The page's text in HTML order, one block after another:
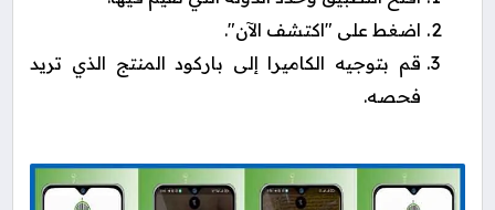
اضغط على "اكتشف الآن".
قم بتوجيه الكاميرا إلى باركود المنتج الذي تريد
فحصه.